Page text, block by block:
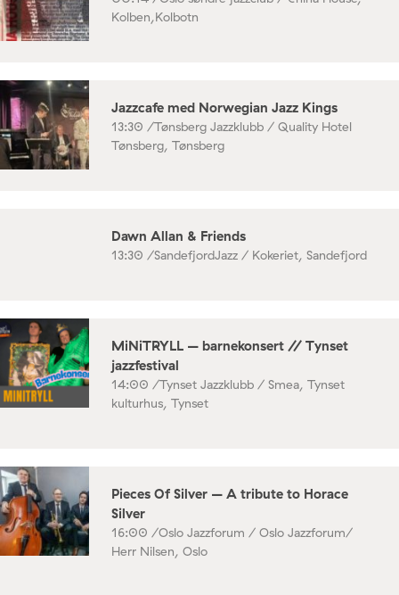
Kolben,Kolbotn
Jazzcafe med Norwegian Jazz Kings
13:30 /Tønsberg Jazzklubb / Quality Hotel
Tønsberg, Tønsberg
Dawn Allan & Friends
13:30 /SandefjordJazz / Kokeriet, Sandefjord
MiNiTRYLL – barnekonsert // Tynset
jazzfestival
14:00 /Tynset Jazzklubb / Smea, Tynset
kulturhus, Tynset
Pieces Of Silver – A tribute to Horace
Silver
16:00 /Oslo Jazzforum / Oslo Jazzforum/
Herr Nilsen, Oslo